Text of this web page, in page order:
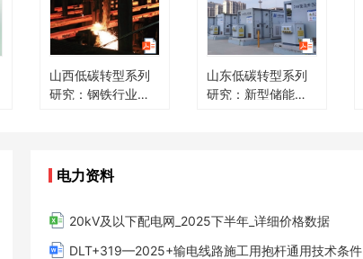
山西低碳转型系列
研究：钢铁行业的
山东低碳转型系列
研究：新型储能发
电力资料
20kV及以下配电网_2025下半年_详细价格数据
DLT+319—2025+输电线路施工用抱杆通用技术条件